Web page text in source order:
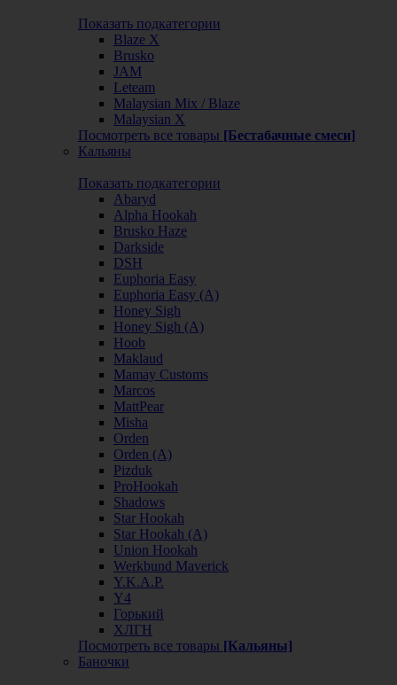
Показать подкатегории
Blaze X
Brusko
JAM
Leteam
Malaysian Mix / Blaze
Malaysian X
Посмотреть все товары [Бестабачные смеси]
Кальяны
Показать подкатегории
Abaryd
Alpha Hookah
Brusko Haze
Darkside
DSH
Euphoria Easy
Euphoria Easy (А)
Honey Sigh
Honey Sigh (А)
Hoob
Maklaud
Mamay Customs
Marcos
MattPear
Misha
Orden
Orden (А)
Pizduk
ProHookah
Shadows
Star Hookah
Star Hookah (А)
Union Hookah
Werkbund Maverick
Y.K.A.P.
Y4
Горький
ХЛГН
Посмотреть все товары [Кальяны]
Баночки